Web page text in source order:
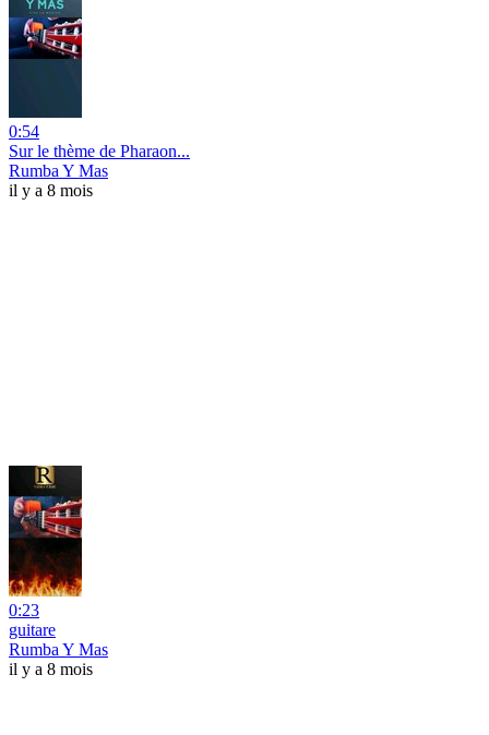
0:54
Sur le thème de Pharaon...
Rumba Y Mas
il y a 8 mois
0:23
guitare
Rumba Y Mas
il y a 8 mois